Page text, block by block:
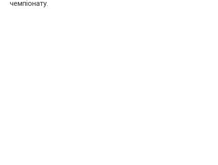
чемпіонату.